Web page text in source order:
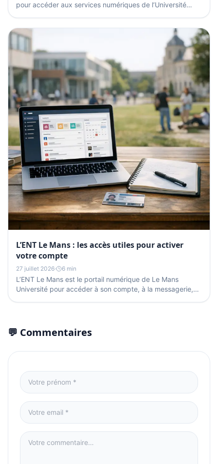
pour accéder aux services numériques de l’Université
L’ENT Le Mans : les accès utiles pour activer
votre compte
27 juillet 2026· 6 min
L’ENT Le Mans est le portail numérique de Le Mans
Université pour accéder à son compte, à la messagerie,
💬 Commentaires